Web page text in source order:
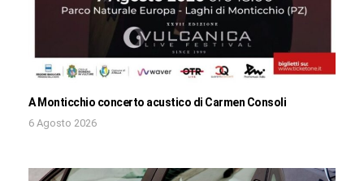
A Monticchio concerto acustico di Carmen Consoli
6 Agosto 2026